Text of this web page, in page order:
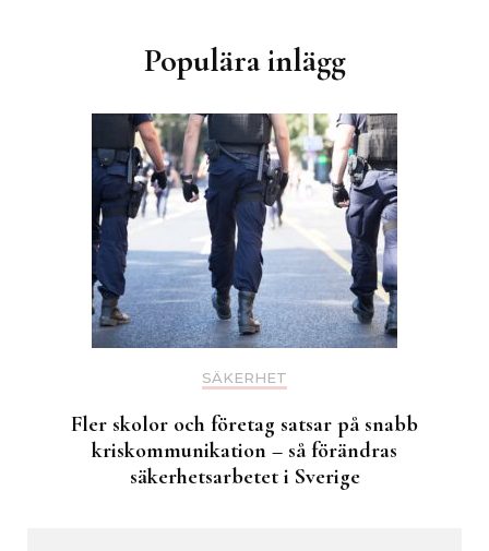
Populära inlägg
SÄKERHET
Fler skolor och företag satsar på snabb
kriskommunikation – så förändras
säkerhetsarbetet i Sverige